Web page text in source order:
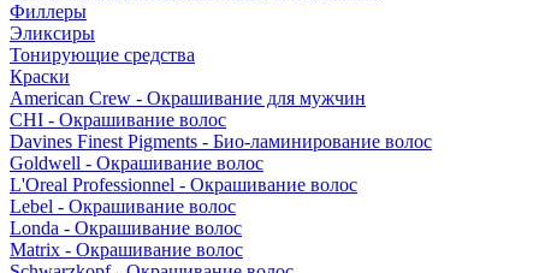
Филлеры
Эликсиры
Тонирующие средства
Краски
American Crew - Окрашивание для мужчин
CHI - Окрашивание волос
Davines Finest Pigments - Био-ламинирование волос
Goldwell - Окрашивание волос
L'Oreal Professionnel - Окрашивание волос
Lebel - Окрашивание волос
Londa - Окрашивание волос
Matrix - Окрашивание волос